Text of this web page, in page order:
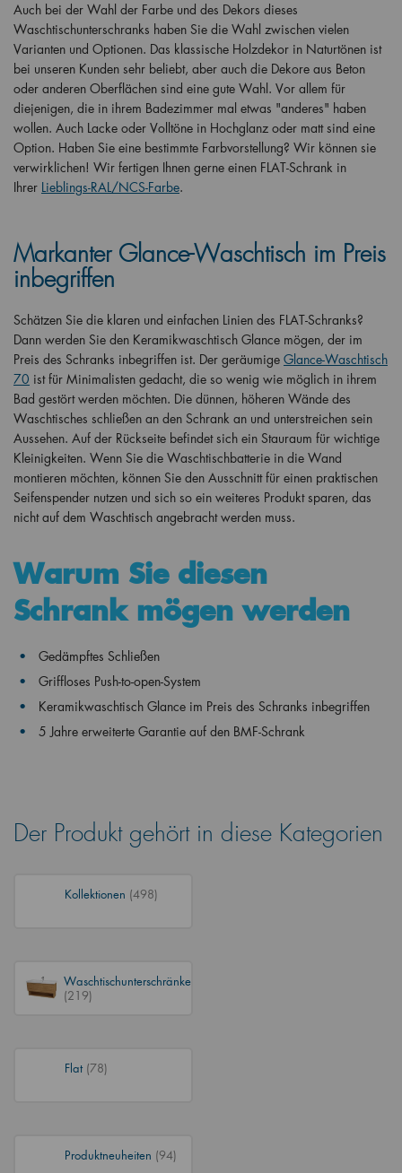
Auch bei der Wahl der Farbe und des Dekors dieses
Waschtischunterschranks haben Sie die Wahl zwischen vielen
Varianten und Optionen. Das klassische Holzdekor in Naturtönen ist
bei unseren Kunden sehr beliebt, aber auch die Dekore aus Beton
oder anderen Oberflächen sind eine gute Wahl. Vor allem für
diejenigen, die in ihrem Badezimmer mal etwas "anderes" haben
wollen. Auch Lacke oder Volltöne in Hochglanz oder matt sind eine
Option. Haben Sie eine bestimmte Farbvorstellung? Wir können sie
verwirklichen! Wir fertigen Ihnen gerne einen FLAT-Schrank in
Ihrer Lieblings-RAL/NCS-Farbe.
Markanter Glance-Waschtisch im Preis
inbegriffen
Schätzen Sie die klaren und einfachen Linien des FLAT-Schranks?
Dann werden Sie den Keramikwaschtisch Glance mögen, der im
Preis des Schranks inbegriffen ist. Der geräumige Glance-Waschtisch
70 ist für Minimalisten gedacht, die so wenig wie möglich in ihrem
Bad gestört werden möchten. Die dünnen, höheren Wände des
Waschtisches schließen an den Schrank an und unterstreichen sein
Aussehen. Auf der Rückseite befindet sich ein Stauraum für wichtige
Kleinigkeiten. Wenn Sie die Waschtischbatterie in die Wand
montieren möchten, können Sie den Ausschnitt für einen praktischen
Seifenspender nutzen und sich so ein weiteres Produkt sparen, das
nicht auf dem Waschtisch angebracht werden muss.
Warum Sie diesen
Schrank mögen werden
Gedämpftes Schließen
Griffloses Push-to-open-System
Keramikwaschtisch Glance im Preis des Schranks inbegriffen
5 Jahre erweiterte Garantie auf den BMF-Schrank
Der Produkt gehört in diese Kategorien
Kollektionen (498)
Waschtischunterschränke
(219)
Flat (78)
Produktneuheiten (94)